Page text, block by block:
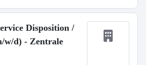
Disposition /
w/d) - Zentrale